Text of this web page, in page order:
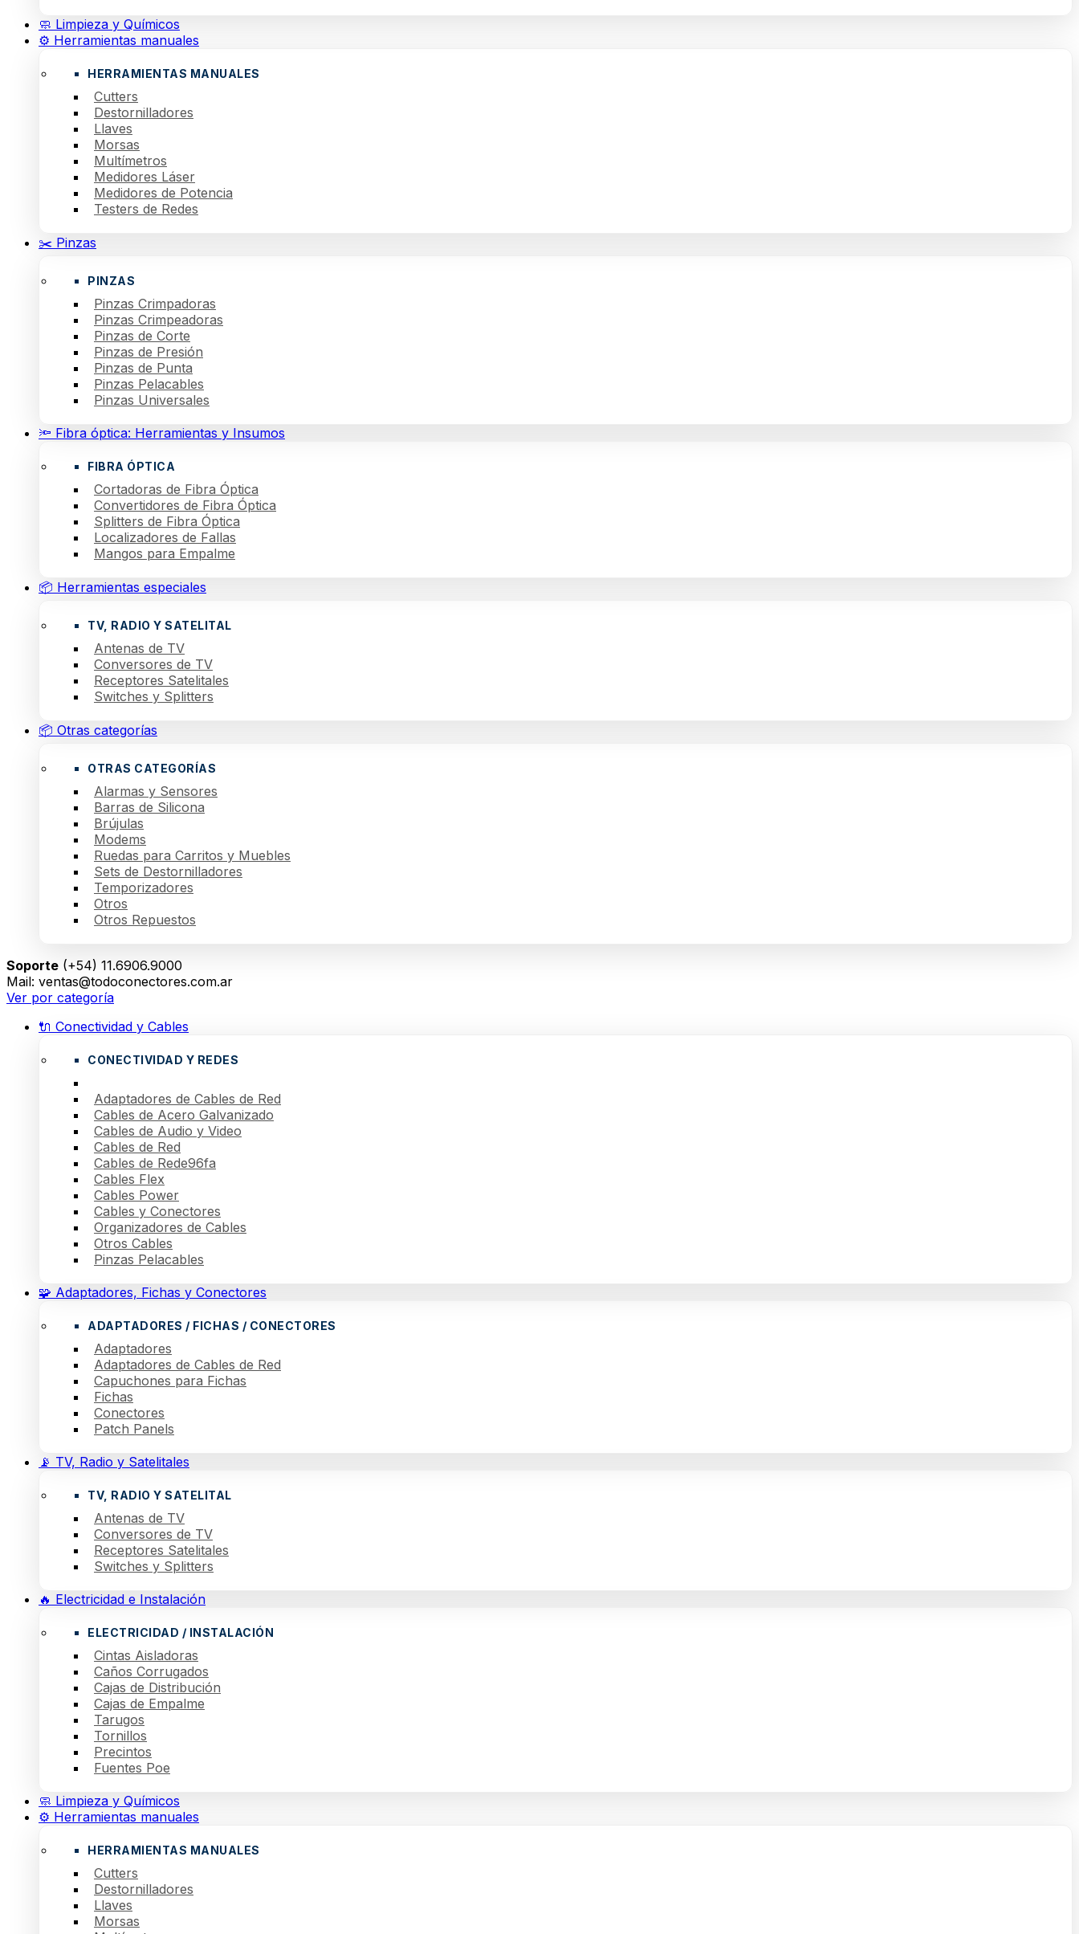
🧼 Limpieza y Químicos
⚙️ Herramientas manuales
HERRAMIENTAS MANUALES
Cutters
Destornilladores
Llaves
Morsas
Multímetros
Medidores Láser
Medidores de Potencia
Testers de Redes
✂️ Pinzas
PINZAS
Pinzas Crimpadoras
Pinzas Crimpeadoras
Pinzas de Corte
Pinzas de Presión
Pinzas de Punta
Pinzas Pelacables
Pinzas Universales
🔦 Fibra óptica: Herramientas y Insumos
FIBRA ÓPTICA
Cortadoras de Fibra Óptica
Convertidores de Fibra Óptica
Splitters de Fibra Óptica
Localizadores de Fallas
Mangos para Empalme
📦 Herramientas especiales
TV, RADIO Y SATELITAL
Antenas de TV
Conversores de TV
Receptores Satelitales
Switches y Splitters
📦 Otras categorías
OTRAS CATEGORÍAS
Alarmas y Sensores
Barras de Silicona
Brújulas
Modems
Ruedas para Carritos y Muebles
Sets de Destornilladores
Temporizadores
Otros
Otros Repuestos
Soporte (+54) 11.6906.9000
Mail: ventas@todoconectores.com.ar
Ver por categoría
🔌 Conectividad y Cables
CONECTIVIDAD Y REDES
Adaptadores de Cables de Red
Cables de Acero Galvanizado
Cables de Audio y Video
Cables de Red
Cables de Rede96fa
Cables Flex
Cables Power
Cables y Conectores
Organizadores de Cables
Otros Cables
Pinzas Pelacables
🧩 Adaptadores, Fichas y Conectores
ADAPTADORES / FICHAS / CONECTORES
Adaptadores
Adaptadores de Cables de Red
Capuchones para Fichas
Fichas
Conectores
Patch Panels
📡 TV, Radio y Satelitales
TV, RADIO Y SATELITAL
Antenas de TV
Conversores de TV
Receptores Satelitales
Switches y Splitters
🔥 Electricidad e Instalación
ELECTRICIDAD / INSTALACIÓN
Cintas Aisladoras
Caños Corrugados
Cajas de Distribución
Cajas de Empalme
Tarugos
Tornillos
Precintos
Fuentes Poe
🧼 Limpieza y Químicos
⚙️ Herramientas manuales
HERRAMIENTAS MANUALES
Cutters
Destornilladores
Llaves
Morsas